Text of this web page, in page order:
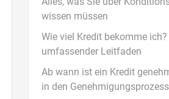
wissen müssen
Wie viel Kredit bekomme
umfassender Leitfaden
Ab wann ist ein Kredit
in den Genehmigungsprozess